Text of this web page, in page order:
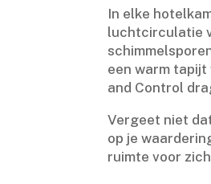
In elke
luchtcirculatie
een warm
and Control
Vergeet niet
op je
ruimte voor